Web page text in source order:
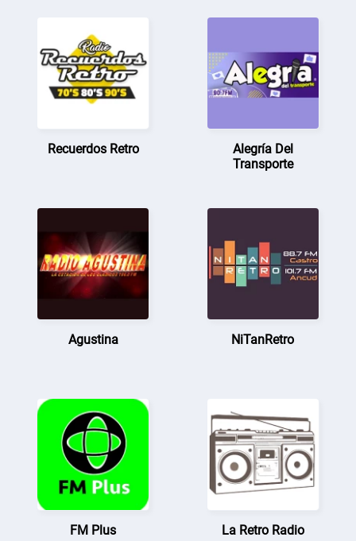
Recuerdos Retro
Alegría Del
Transporte
Agustina NiTanRetro
FM Plus La Retro Radio